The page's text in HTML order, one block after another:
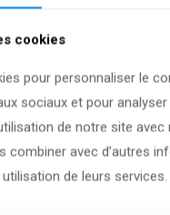
cookies
pour personnaliser le
sociaux et pour
de notre site
combiner avec d’autres
de leurs services.